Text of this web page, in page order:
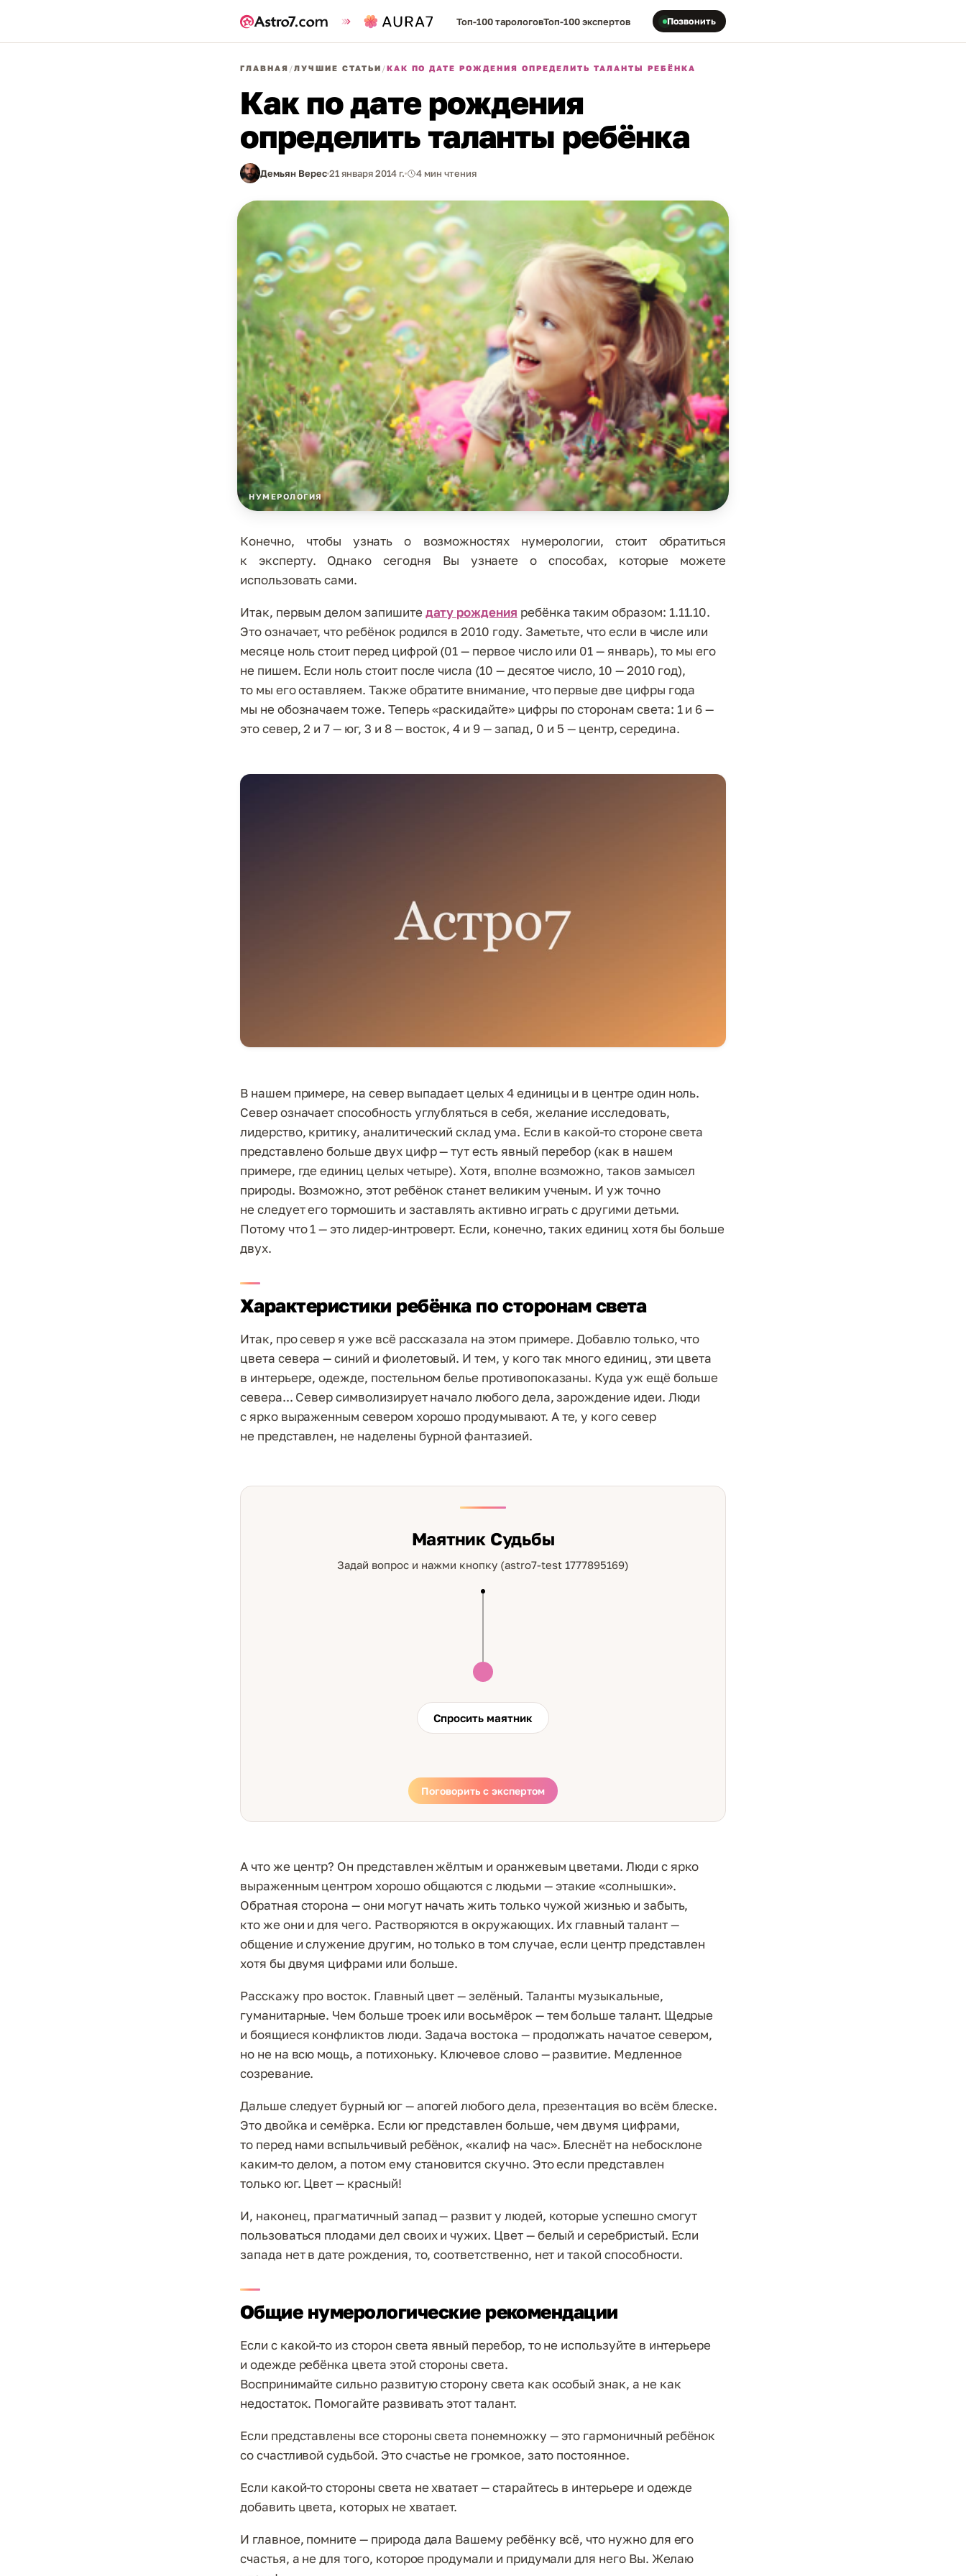
Топ-100 тарологовТоп-100 экспертов Позвонить
ГЛАВНАЯ /ЛУЧШИЕ СТАТЬИ /КАК ПО ДАТЕ РОЖДЕНИЯ ОПРЕДЕЛИТЬ ТАЛАНТЫ РЕБЁНКА
Как по дате рождения
определить таланты ребёнка
Демьян Верес21 января 2014 г. 4 мин чтения
НУМЕРОЛОГИЯ
Конечно, чтобы узнать о возможностях нумерологии, стоит обратиться
к эксперту. Однако сегодня Вы узнаете о способах, которые можете
использовать сами.
Итак, первым делом запишите дату рождения ребёнка таким образом: 1.11.10.
Это означает, что ребёнок родился в 2010 году. Заметьте, что если в числе или
месяце ноль стоит перед цифрой (01 — первое число или 01 — январь), то мы его
не пишем. Если ноль стоит после числа (10 — десятое число, 10 — 2010 год),
то мы его оставляем. Также обратите внимание, что первые две цифры года
мы не обозначаем тоже. Теперь «раскидайте» цифры по сторонам света: 1 и 6 —
это север, 2 и 7 — юг, 3 и 8 — восток, 4 и 9 — запад, 0 и 5 — центр, середина.
В нашем примере, на север выпадает целых 4 единицы и в центре один ноль.
Север означает способность углубляться в себя, желание исследовать,
лидерство, критику, аналитический склад ума. Если в какой-то стороне света
представлено больше двух цифр — тут есть явный перебор (как в нашем
примере, где единиц целых четыре). Хотя, вполне возможно, таков замысел
природы. Возможно, этот ребёнок станет великим ученым. И уж точно
не следует его тормошить и заставлять активно играть с другими детьми.
Потому что 1 — это лидер-интроверт. Если, конечно, таких единиц хотя бы больше
двух.
Характеристики ребёнка по сторонам света
Итак, про север я уже всё рассказала на этом примере. Добавлю только, что
цвета севера — синий и фиолетовый. И тем, у кого так много единиц, эти цвета
в интерьере, одежде, постельном белье противопоказаны. Куда уж ещё больше
севера... Север символизирует начало любого дела, зарождение идеи. Люди
с ярко выраженным севером хорошо продумывают. А те, у кого север
не представлен, не наделены бурной фантазией.
Маятник Судьбы
Задай вопрос и нажми кнопку (astro7-test 1777895169)
Спросить маятник
Поговорить с экспертом
А что же центр? Он представлен жёлтым и оранжевым цветами. Люди с ярко
выраженным центром хорошо общаются с людьми — этакие «солнышки».
Обратная сторона — они могут начать жить только чужой жизнью и забыть,
кто же они и для чего. Растворяются в окружающих. Их главный талант —
общение и служение другим, но только в том случае, если центр представлен
хотя бы двумя цифрами или больше.
Расскажу про восток. Главный цвет — зелёный. Таланты музыкальные,
гуманитарные. Чем больше троек или восьмёрок — тем больше талант. Щедрые
и боящиеся конфликтов люди. Задача востока — продолжать начатое севером,
но не на всю мощь, а потихоньку. Ключевое слово — развитие. Медленное
созревание.
Дальше следует бурный юг — апогей любого дела, презентация во всём блеске.
Это двойка и семёрка. Если юг представлен больше, чем двумя цифрами,
то перед нами вспыльчивый ребёнок, «калиф на час». Блеснёт на небосклоне
каким-то делом, а потом ему становится скучно. Это если представлен
только юг. Цвет — красный!
И, наконец, прагматичный запад — развит у людей, которые успешно смогут
пользоваться плодами дел своих и чужих. Цвет — белый и серебристый. Если
запада нет в дате рождения, то, соответственно, нет и такой способности.
Общие нумерологические рекомендации
Если с какой-то из сторон света явный перебор, то не используйте в интерьере
и одежде ребёнка цвета этой стороны света.
Воспринимайте сильно развитую сторону света как особый знак, а не как
недостаток. Помогайте развивать этот талант.
Если представлены все стороны света понемножку — это гармоничный ребёнок
со счастливой судьбой. Это счастье не громкое, зато постоянное.
Если какой-то стороны света не хватает — старайтесь в интерьере и одежде
добавить цвета, которых не хватает.
И главное, помните — природа дала Вашему ребёнку всё, что нужно для его
счастья, а не для того, которое продумали и придумали для него Вы. Желаю